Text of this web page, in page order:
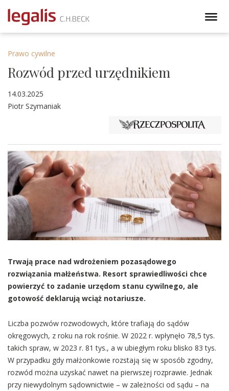
Prawo cywilne
Rozwód przed urzędnikiem
14.03.2025
Piotr Szymaniak
Trwają prace nad wdrożeniem pozasądowego
rozwiązania małżeństwa. Resort sprawiedliwości chce
powierzyć to zadanie urzędom stanu cywilnego, ale
gotowość deklarują wciąż notariusze.
Liczba pozwów rozwodowych, które trafiają do sądów
okręgowych, z roku na rok rośnie. W 2022 r. wpłynęło 78,5 tys.
takich spraw, w 2023 r. 81 tys., a w ubiegłym roku blisko 83 tys.
W przypadku gdy małżonkowie rozstają się w sposób zgodny,
rozwód można uzyskać nawet na pierwszej rozprawie. Jednak
przy niewydolnym sądownictwie – w zależności od sądu – na